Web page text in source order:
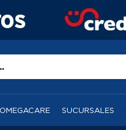
OMEGACARE SUCURSALES